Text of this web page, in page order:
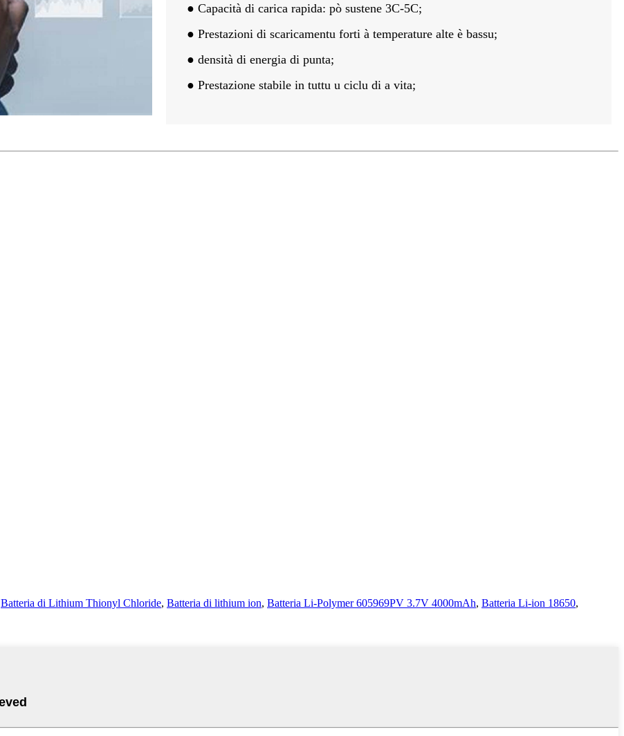
● Capacità di carica rapida: pò sustene 3C-5C;
● Prestazioni di scaricamentu forti à temperature alte è bassu;
● densità di energia di punta;
● Prestazione stabile in tuttu u ciclu di a vita;
Batteria di Lithium Thionyl Chloride, Batteria di lithium ion, Batteria Li-Polymer 605969PV 3.7V 4000mAh, Batteria Li-ion 18650,